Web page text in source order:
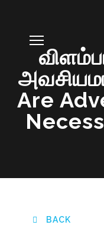
Are
BACK